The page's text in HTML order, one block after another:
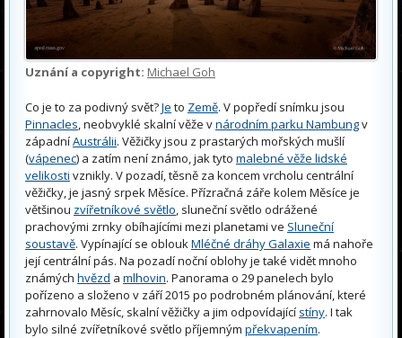
Uznání a copyright: Michael Goh
Co je to za podivný svět?Je to Země. V popředí snímku jsou
Pinnacles, neobvyklé skalní věže vnárodním parku Nambungv
západníAustrálii. Věžičky jsou z prastarých mořských mušlí
(vápenec) a zatím není známo, jak tyto malebné věže lidské
velikosti vznikly. V pozadí, těsně za koncem vrcholu centrální
věžičky, je jasný srpek Měsíce. Přízračná záře kolem Měsíce je
většinou zvířetníkové světlo, sluneční světlo odrážené
prachovými zrnky obíhajícími mezi planetami ve Sluneční
soustavě. Vypínající se obloukMléčné dráhy Galaxie má nahoře
její centrální pás. Na pozadí noční oblohy je také vidět mnoho
známých hvězd a mlhovin. Panorama o 29 panelech bylo
pořízeno a složeno v září 2015 po podrobném plánování, které
zahrnovalo Měsíc, skalní věžičky a jim odpovídající stíny. I tak
bylo silné zvířetníkové světlo příjemným překvapením.